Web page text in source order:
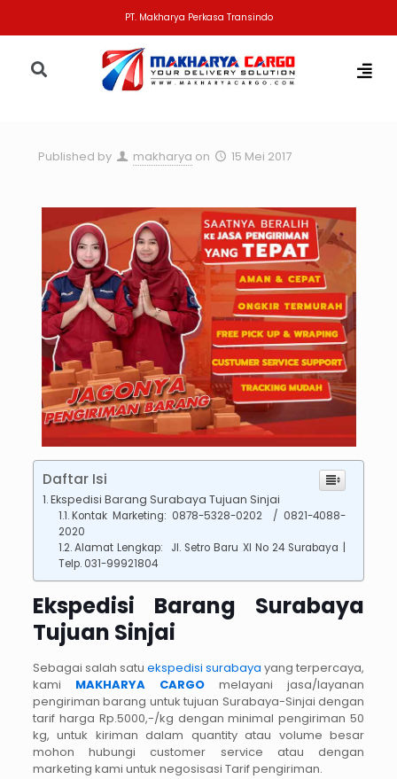
PT. Makharya Perkasa Transindo
Published by makharya on 15 Mei 2017
Daftar Isi
Ekspedisi Barang Surabaya Tujuan Sinjai
Kontak Marketing: 0878-5328-0202 / 0821-4088-
2020
Alamat Lengkap: Jl. Setro Baru XI No 24 Surabaya |
Telp. 031-99921804
Ekspedisi Barang Surabaya
Tujuan Sinjai
Sebagai salah satu ekspedisi surabaya yang terpercaya,
kami MAKHARYA CARGO melayani jasa/layanan
pengiriman barang untuk tujuan Surabaya-Sinjai dengan
tarif harga Rp.5000,-/kg dengan minimal pengiriman 50
kg, untuk kiriman dalam quantity atau volume besar
mohon hubungi customer service atau dengan
marketing kami untuk negosisasi Tarif pengiriman.